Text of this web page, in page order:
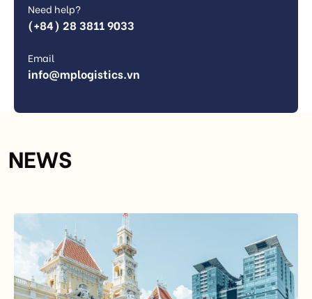
Need help?
(+84) 28 3811 9033
Email
info@mplogistics.vn
NEWS